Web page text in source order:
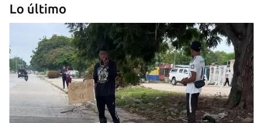
Lo último